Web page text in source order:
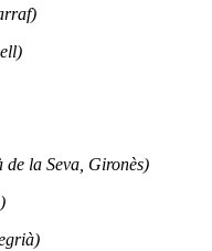
de la Seva, Gironès)